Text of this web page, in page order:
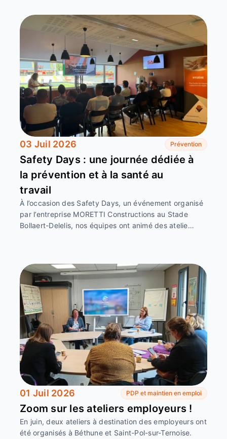
03 Juil 2026 Prévention
Safety Days : une journée dédiée à
la prévention et à la santé au
travail
À l’occasion des Safety Days, un événement organisé
par l’entreprise MORETTI Constructions au Stade
Bollaert-Delelis, nos équipes ont animé des atelie…
01 Juil 2026 PDP et maintien en emploi
Zoom sur les ateliers employeurs !
En juin, deux ateliers à destination des employeurs ont
été organisés à Béthune et Saint-Pol-sur-Ternoise.